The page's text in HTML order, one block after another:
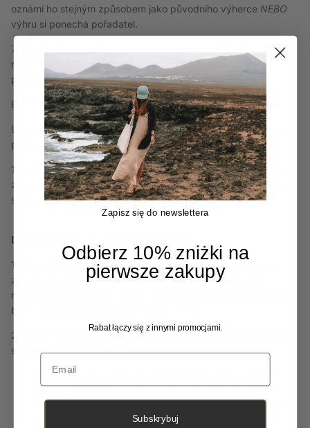
oznámí ho stejným způsobem jako původního výherce NEBO
výhru si ponechá pořadatel.
7. Pokud výherce výhru odmítne, provede pořadatel do
dní
nový výběr výhercea oznámí ho stejným způsobem jako
původního výherceNEBO výhru si ponechá pořadatel.
8. Při vrácení zásilky proběhne jeden další pokus o doručení.
9. Na výhru nevzniká právní nárok. Výherci nejsou oprávněni
požadovat namísto výhry peněžní či jakékoliv jiné plnění.
10. Pořadatel si vyhrazuje právo změnit tato Pravidla. Každou
změnu Pravidel pořadatel odůvodní a včas oznámí soutěžícím
stejným způsobem, jako soutěž vyhlásil.
D) OSOBNÍ ÚDAJE, AUTORSKÁ PRÁVA
1. Zapojením soutěžících do soutěže vzniká pořadateli právo
zpracovávat osobní údaje těchto soutěžících v rozsahu
nezbytném pro to, aby soutěž proběhla podle Pravidel, mohli
být vyhlášeni její výherci a předána výhra.
2. Osobní údaje soutěžících pořadatel zpracovává jako jejich
správce v tomto rozsahu:
pořadatel je oprávněn zpracovávat pouze tyto osobní
jméno na sociální síti
, e-mailovou a doručovací
adresu a telefonní číslo (u výherců);
Zapisz się do newslettera
Odbierz 10% zniżki na
pierwsze zakupy
Rabat łączy się z innymi promocjami.
Email
Subskrybuj